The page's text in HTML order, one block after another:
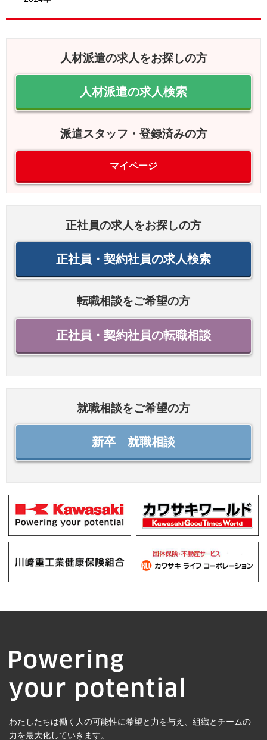
人材派遣の求人をお探しの方
人材派遣の求人検索
派遣スタッフ・登録済みの方
マイページ
正社員の求人をお探しの方
正社員・契約社員の求人検索
転職相談をご希望の方
正社員・契約社員の転職相談
就職相談をご希望の方
新卒 就職相談
わたしたちは働く人の可能性に希望と力を与え、組織とチームの
力を最大化していきます。